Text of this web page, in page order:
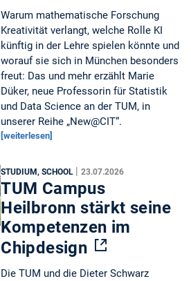
Warum mathematische Forschung
Kreativität verlangt, welche Rolle KI
künftig in der Lehre spielen könnte und
worauf sie sich in München besonders
freut: Das und mehr erzählt Marie
Düker, neue Professorin für Statistik
und Data Science an der TUM, in
unserer Reihe „New@CIT“.
[weiterlesen]
STUDIUM, SCHOOL |23.07.2026
TUM Campus
Heilbronn stärkt seine
Kompetenzen im
Chipdesign
Die TUM und die Dieter Schwarz